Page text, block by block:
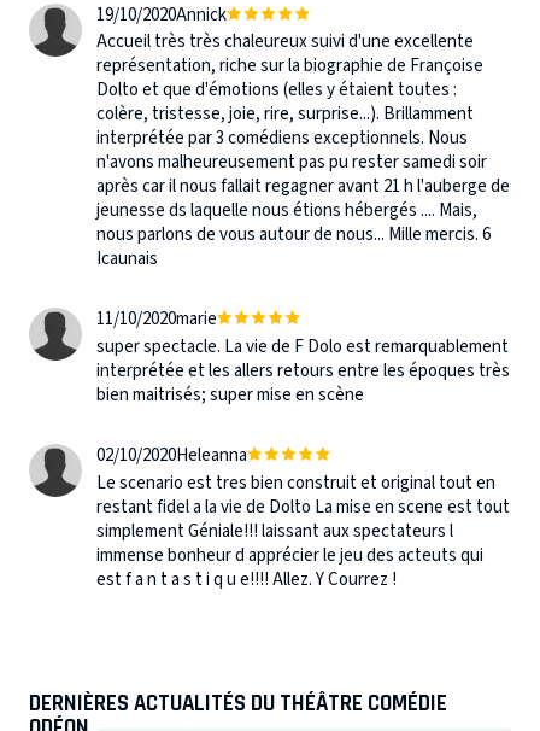
19/10/2020Annick
Accueil très très chaleureux suivi d'une excellente
représentation, riche sur la biographie de Françoise
Dolto et que d'émotions (elles y étaient toutes :
colère, tristesse, joie, rire, surprise...). Brillamment
interprétée par 3 comédiens exceptionnels. Nous
n'avons malheureusement pas pu rester samedi soir
après car il nous fallait regagner avant 21 h l'auberge de
jeunesse ds laquelle nous étions hébergés .... Mais,
nous parlons de vous autour de nous... Mille mercis. 6
Icaunais
11/10/2020marie
super spectacle. La vie de F Dolo est remarquablement
interprétée et les allers retours entre les époques très
bien maitrisés; super mise en scène
02/10/2020Heleanna
Le scenario est tres bien construit et original tout en
restant fidel a la vie de Dolto La mise en scene est tout
simplement Géniale!!! laissant aux spectateurs l
immense bonheur d apprécier le jeu des acteuts qui
est f a n t a s t i q u e!!!! Allez. Y Courrez !
DERNIÈRES ACTUALITÉS DU THÉÂTRE COMÉDIE